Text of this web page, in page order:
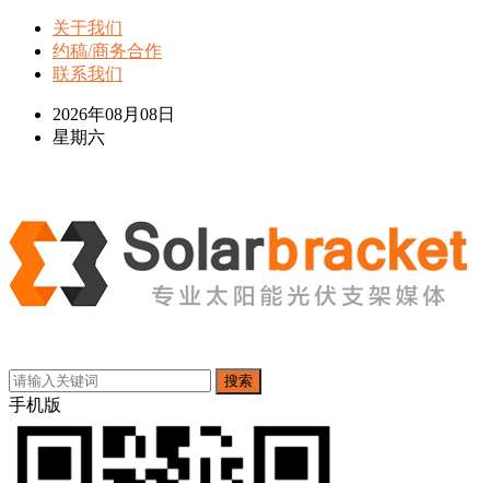
关于我们
约稿/商务合作
联系我们
2026年08月08日
星期六
搜索
手机版